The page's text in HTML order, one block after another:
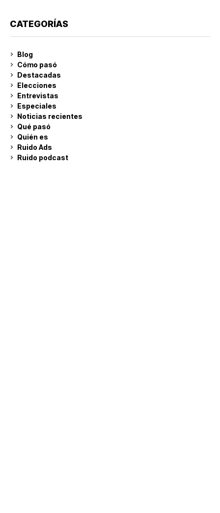
CATEGORÍAS
Blog
Cómo pasó
Destacadas
Elecciones
Entrevistas
Especiales
Noticias recientes
Qué pasó
Quién es
Ruido Ads
Ruido podcast